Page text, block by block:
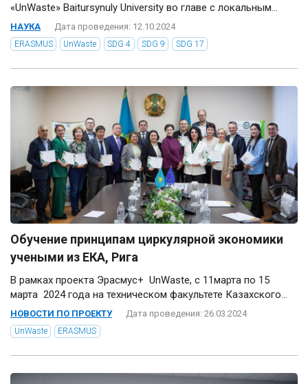
«UnWaste» Baitursynuly University во главе с локальным...
НАУКА Дата проведения: 12.10.2024
ERASMUS UnWaste SDG 4 SDG 9 SDG 17
Обучение принципам циркулярной экономики
учеными из ЕКА, Рига
В рамках проекта Эрасмус+ UnWaste, с 11марта по 15
марта 2024 года на техническом факультете Казахского...
НОВОСТИ ПО ПРОЕКТУ Дата проведения: 26.03.2024
UnWaste ERASMUS